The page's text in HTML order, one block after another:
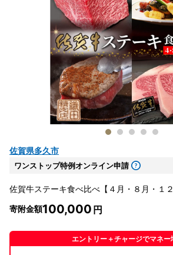
佐賀県多久市
ワンストップ特例オンライン申請
佐賀牛ステーキ食べ比べ【４月・８月・１
寄附金額100,000
エントリー＋チャージでマネー